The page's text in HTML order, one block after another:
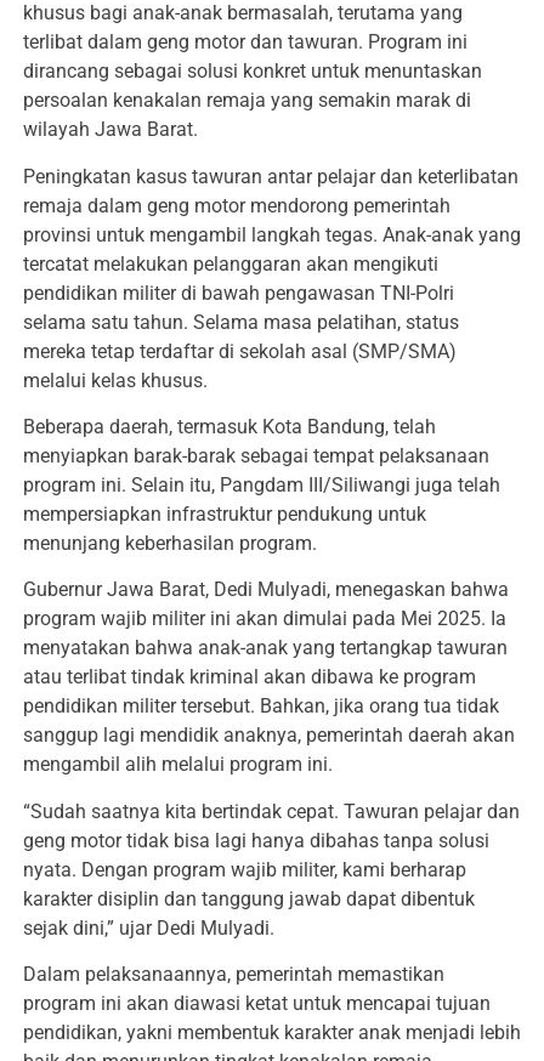
khusus bagi anak-anak bermasalah, terutama yang
terlibat dalam geng motor dan tawuran. Program ini
dirancang sebagai solusi konkret untuk menuntaskan
persoalan kenakalan remaja yang semakin marak di
wilayah Jawa Barat.
Peningkatan kasus tawuran antar pelajar dan keterlibatan
remaja dalam geng motor mendorong pemerintah
provinsi untuk mengambil langkah tegas. Anak-anak yang
tercatat melakukan pelanggaran akan mengikuti
pendidikan militer di bawah pengawasan TNI-Polri
selama satu tahun. Selama masa pelatihan, status
mereka tetap terdaftar di sekolah asal (SMP/SMA)
melalui kelas khusus.
Beberapa daerah, termasuk Kota Bandung, telah
menyiapkan barak-barak sebagai tempat pelaksanaan
program ini. Selain itu, Pangdam III/Siliwangi juga telah
mempersiapkan infrastruktur pendukung untuk
menunjang keberhasilan program.
Gubernur Jawa Barat, Dedi Mulyadi, menegaskan bahwa
program wajib militer ini akan dimulai pada Mei 2025. Ia
menyatakan bahwa anak-anak yang tertangkap tawuran
atau terlibat tindak kriminal akan dibawa ke program
pendidikan militer tersebut. Bahkan, jika orang tua tidak
sanggup lagi mendidik anaknya, pemerintah daerah akan
mengambil alih melalui program ini.
“Sudah saatnya kita bertindak cepat. Tawuran pelajar dan
geng motor tidak bisa lagi hanya dibahas tanpa solusi
nyata. Dengan program wajib militer, kami berharap
karakter disiplin dan tanggung jawab dapat dibentuk
sejak dini,” ujar Dedi Mulyadi.
Dalam pelaksanaannya, pemerintah memastikan
program ini akan diawasi ketat untuk mencapai tujuan
pendidikan, yakni membentuk karakter anak menjadi lebih